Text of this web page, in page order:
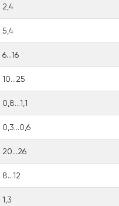
2,4
5,4
6...16
10...25
0,8...1,1
0,3...0,6
20...26
8...12
1,3